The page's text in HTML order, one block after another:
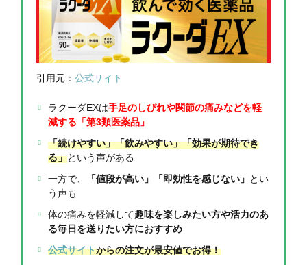
引用元： 公式サイト
ラクーダEXは手足のしびれや関節の痛みなどを軽
減する「第3類医薬品」
「続けやすい」「飲みやすい」「効果が期待でき
る」という声がある
一方で、
「値段が高い」「即効性を感じない」 とい
う声も
体の痛みを軽減して趣味を楽しみたい方や活力のあ
る毎日を送りたい方におすすめ
公式サイトからの注文が最安値でお得！